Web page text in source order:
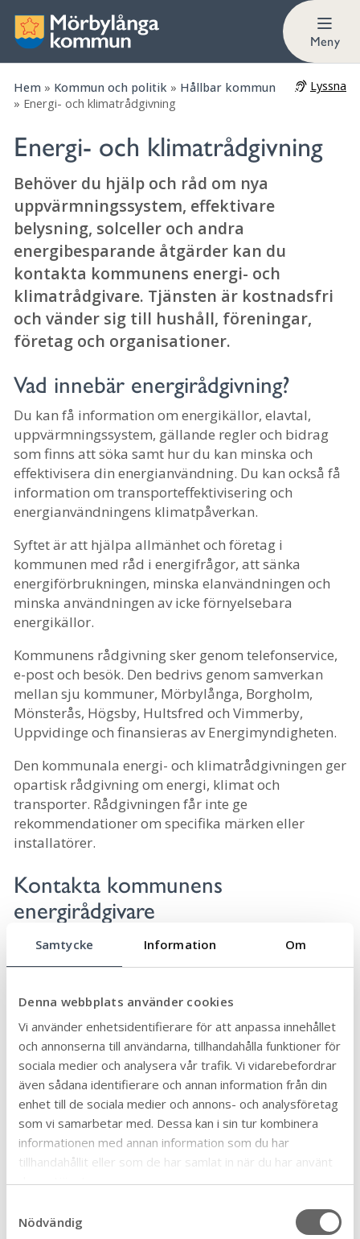
Samtycke Information Om
Denna webbplats använder cookies
Vi använder enhetsidentifierare för att anpassa innehållet
och annonserna till användarna, tillhandahålla funktioner för
sociala medier och analysera vår trafik. Vi vidarebefordrar
även sådana identifierare och annan information från din
enhet till de sociala medier och annons- och analysföretag
som vi samarbetar med. Dessa kan i sin tur kombinera
informationen med annan information som du har
tillhandahållit eller som de har samlat in när du har använt
deras tjänster.
Nödvändig
Meny
Hem » Kommun och politik » Hållbar kommun
» Energi- och klimatrådgivning
Lyssna
Energi- och klimatrådgivning
Behöver du hjälp och råd om nya
uppvärmningssystem, effektivare
belysning, solceller och andra
energibesparande åtgärder kan du
kontakta kommunens energi- och
klimatrådgivare. Tjänsten är kostnadsfri
och vänder sig till hushåll, föreningar,
företag och organisationer.
Vad innebär energirådgivning?
Du kan få information om energikällor, elavtal,
uppvärmningssystem, gällande regler och bidrag
som finns att söka samt hur du kan minska och
effektivisera din energianvändning. Du kan också få
information om transporteffektivisering och
energianvändningens klimatpåverkan.
Syftet är att hjälpa allmänhet och företag i
kommunen med råd i energifrågor, att sänka
energiförbrukningen, minska elanvändningen och
minska användningen av icke förnyelsebara
energikällor.
Kommunens rådgivning sker genom telefonservice,
e-post och besök. Den bedrivs genom samverkan
mellan sju kommuner, Mörbylånga, Borgholm,
Mönsterås, Högsby, Hultsfred och Vimmerby,
Uppvidinge och finansieras av Energimyndigheten.
Den kommunala energi- och klimatrådgivningen ger
opartisk rådgivning om energi, klimat och
transporter. Rådgivningen får inte ge
rekommendationer om specifika märken eller
installatörer.
Kontakta kommunens
energirådgivare
energiradgivning@monsteras.se
Stöd och bidrag att söka hos
Energimyndigheten
Stärk ditt företag - Använd energi
smartare
För mer information om
Kontakta kommunens energirådgivare